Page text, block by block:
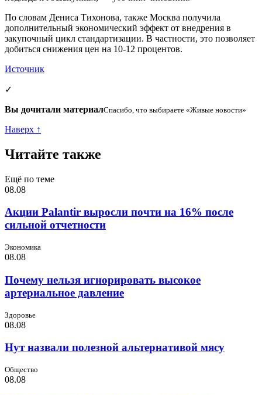
По словам Дениса Тихонова, также Москва получила
дополнительный экономический эффект от внедрения в
закупочный цикл стандартизации. В частности, это позволяет
добиться снижения цен на 10-12 процентов.
Источник
✓
Вы дочитали материалСпасибо, что выбираете «Живые новости»
Наверх ↑
Читайте также
Ещё по теме
08.08
Акции Palantir выросли почти на 16% после
сильной отчетности
Экономика
08.08
Почему нельзя игнорировать высокое
артериальное давление
Здоровье
08.08
Нут назвали полезной альтернативой мясу
Общество
08.08